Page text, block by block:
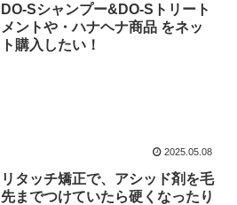
DO-Sシャンプー&DO-Sトリート
メントや・ハナヘナ商品 をネッ
ト購入したい！
2025.05.08
リタッチ矯正で、アシッド剤を毛
先までつけていたら硬くなったり